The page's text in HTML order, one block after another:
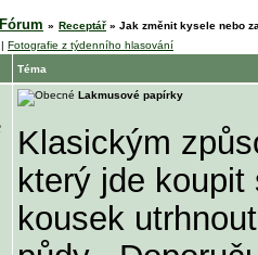
Fórum » Receptář » Jak změnit kysele nebo
| Fotografie z týdenního hlasování
Téma
Lakmusové papírky
Klasickým
který jde
kousek